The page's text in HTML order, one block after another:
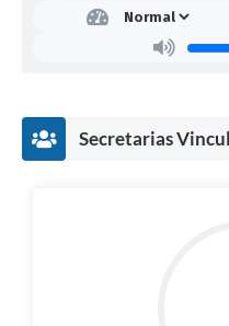
Secretarias